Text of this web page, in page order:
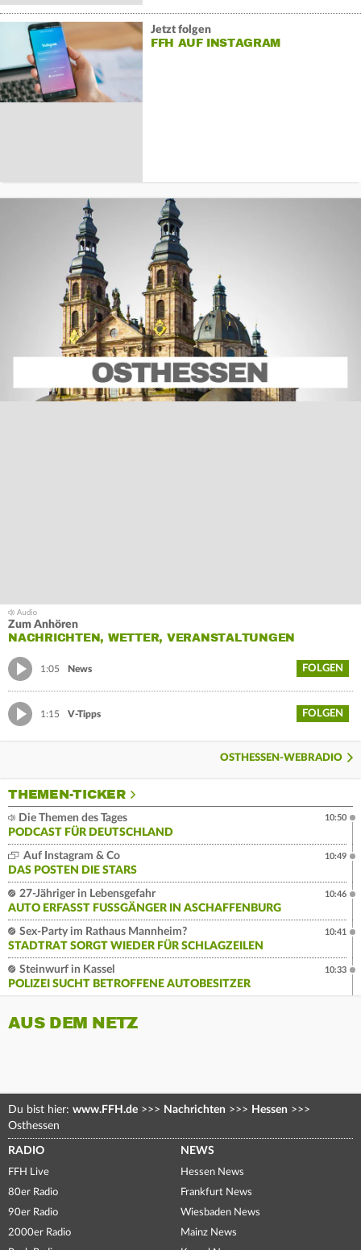
Jetzt folgen
FFH AUF INSTAGRAM
Zum Anhören
NACHRICHTEN, WETTER, VERANSTALTUNGEN
1:05 News FOLGEN
1:15 V-Tipps FOLGEN
OSTHESSEN-WEBRADIO
THEMEN-TICKER
Die Themen des Tages
PODCAST FÜR DEUTSCHLAND
10:50
Auf Instagram & Co
DAS POSTEN DIE STARS
10:49
27-Jähriger in Lebensgefahr
AUTO ERFASST FUSSGÄNGER IN ASCHAFFENBURG
10:46
Sex-Party im Rathaus Mannheim?
STADTRAT SORGT WIEDER FÜR SCHLAGZEILEN
10:41
Steinwurf in Kassel
POLIZEI SUCHT BETROFFENE AUTOBESITZER
10:33
AUS DEM NETZ
Du bist hier: www.FFH.de >>> Nachrichten >>> Hessen >>>
Osthessen
RADIO
FFH Live
80er Radio
90er Radio
2000er Radio
NEWS
Hessen News
Frankfurt News
Wiesbaden News
Mainz News